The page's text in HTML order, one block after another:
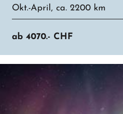
Okt.-April, ca. 2200 km
ab 4070.- CHF